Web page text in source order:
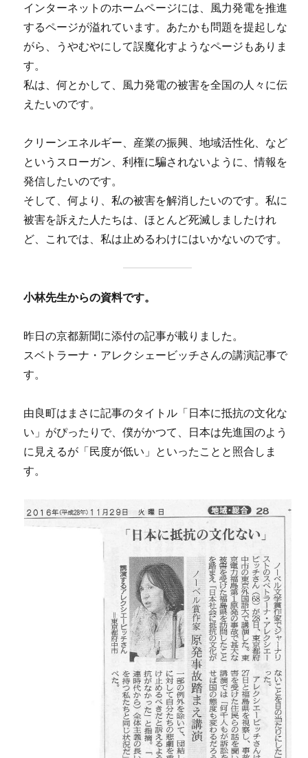
インターネットのホームページには、風力発電を推進
するページが溢れています。あたかも問題を提起しな
がら、うやむやにして誤魔化すようなページもありま
す。
私は、何とかして、風力発電の被害を全国の人々に伝
えたいのです。
クリーンエネルギー、産業の振興、地域活性化、など
というスローガン、利権に騙されないように、情報を
発信したいのです。
そして、何より、私の被害を解消したいのです。私に
被害を訴えた人たちは、ほとんど死滅しましたけれ
ど、これでは、私は止めるわけにはいかないのです。
小林先生からの資料です。
昨日の京都新聞に添付の記事が載りました。
スベトラーナ・アレクシェービッチさんの講演記事で
す。
由良町はまさに記事のタイトル「日本に抵抗の文化な
い」がぴったりで、僕がかつて、日本は先進国のよう
に見えるが「民度が低い」といったことと照合しま
す。